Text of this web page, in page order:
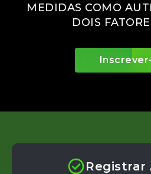
MEDIDAS COMO
DOIS
Registrar